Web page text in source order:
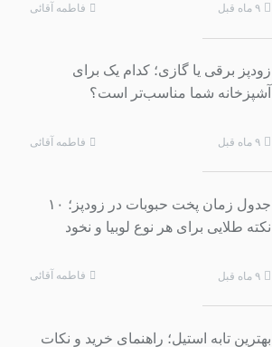
۹ ماه قبل فاطمه آقائی
زودپز برقی یا گازی؛ کدام یک برای
آشپزخانه شما مناسب‌تر است؟
۹ ماه قبل فاطمه آقائی
جدول زمان پخت حبوبات در زودپز؛ ۱۰
نکته طلایی برای هر نوع لوبیا و نخود
۹ ماه قبل فاطمه آقائی
بهترین تابه استیل؛ راهنمای خرید و نکات